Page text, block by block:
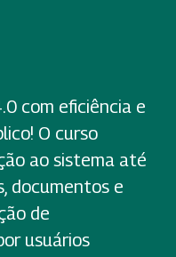
com eficiência e
O curso
ao sistema até
documentos e
de
usuários